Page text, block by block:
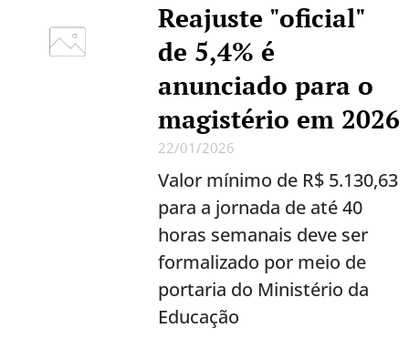
Reajuste "oficial"
de 5,4% é
anunciado para o
magistério em 2026
22/01/2026
Valor mínimo de R$ 5.130,63
para a jornada de até 40
horas semanais deve ser
formalizado por meio de
portaria do Ministério da
Educação